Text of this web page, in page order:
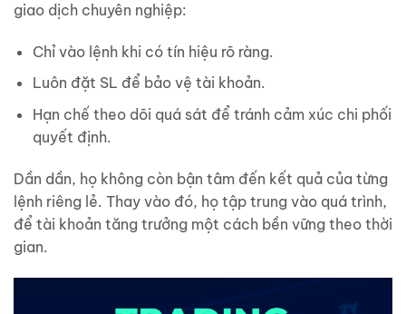
giao dịch chuyên nghiệp:
Chỉ vào lệnh khi có tín hiệu rõ ràng.
Luôn đặt SL để bảo vệ tài khoản.
Hạn chế theo dõi quá sát để tránh cảm xúc chi phối
quyết định.
Dần dần, họ không còn bận tâm đến kết quả của từng
lệnh riêng lẻ. Thay vào đó, họ tập trung vào quá trình,
để tài khoản tăng trưởng một cách bền vững theo thời
gian.